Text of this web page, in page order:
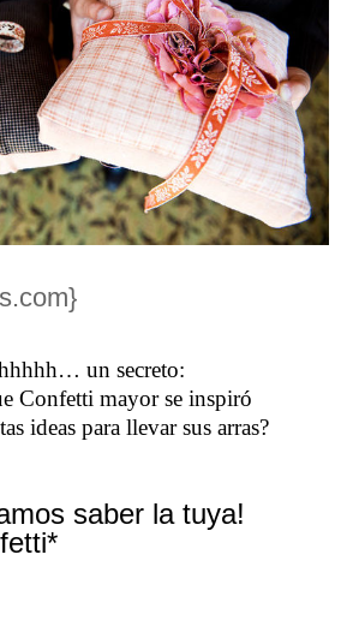
un secreto:
Confetti mayor se inspiró
ideas para llevar sus arras?
saber la tuya!